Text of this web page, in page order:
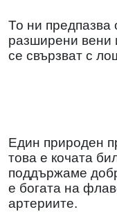
То ни предпазва
разширени вени
се свързват с
Един природен
това е кочата
поддържаме
е богата на
артериите.